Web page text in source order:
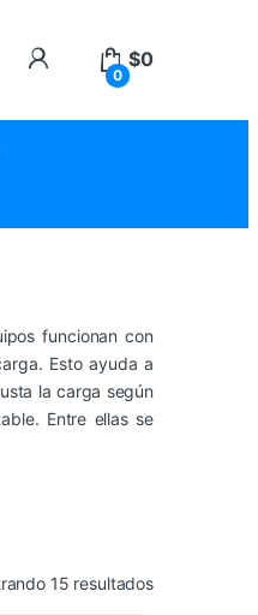
My Account
0
$0
funcionan con
Esto ayuda a
la carga según
Entre ellas se
15 resultadosOrdenado